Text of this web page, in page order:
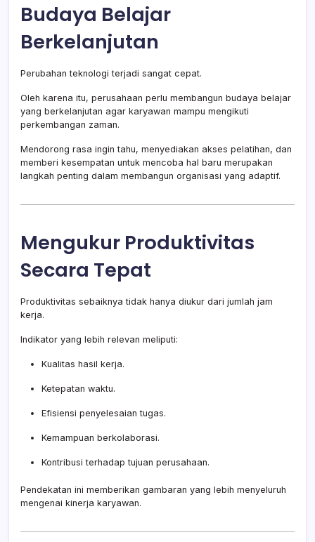
Budaya Belajar
Berkelanjutan
Perubahan teknologi terjadi sangat cepat.
Oleh karena itu, perusahaan perlu membangun budaya belajar
yang berkelanjutan agar karyawan mampu mengikuti
perkembangan zaman.
Mendorong rasa ingin tahu, menyediakan akses pelatihan, dan
memberi kesempatan untuk mencoba hal baru merupakan
langkah penting dalam membangun organisasi yang adaptif.
Mengukur Produktivitas
Secara Tepat
Produktivitas sebaiknya tidak hanya diukur dari jumlah jam
kerja.
Indikator yang lebih relevan meliputi:
Kualitas hasil kerja.
Ketepatan waktu.
Efisiensi penyelesaian tugas.
Kemampuan berkolaborasi.
Kontribusi terhadap tujuan perusahaan.
Pendekatan ini memberikan gambaran yang lebih menyeluruh
mengenai kinerja karyawan.